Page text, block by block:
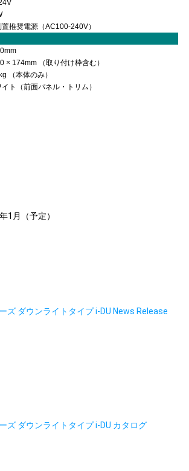
推奨電源（AC100-240V）
× 174mm （取り付け枠含む）
（本体のみ）
ト（前面パネル・トリム）
1月（予定）
ダウンライトタイプ i-DU News Release
ダウンライトタイプ i-DU カタログ